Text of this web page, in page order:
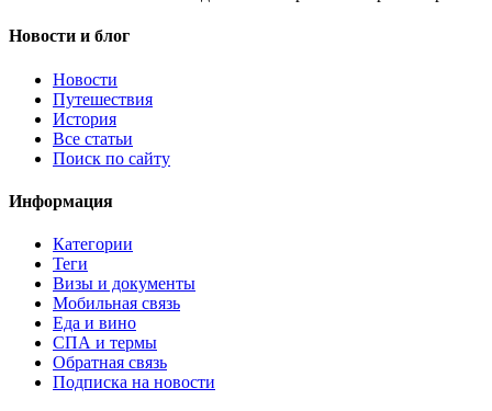
Новости и блог
Новости
Путешествия
История
Все статьи
Поиск по сайту
Информация
Категории
Теги
Визы и документы
Мобильная связь
Еда и вино
СПА и термы
Обратная связь
Подписка на новости